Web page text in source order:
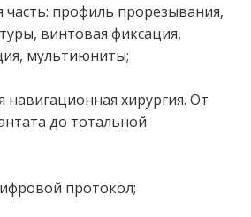
часть: профиль прорезывания,
винтовая фиксация,
мультиюниты;
навигационная хирургия. От
до тотальной
протокол;